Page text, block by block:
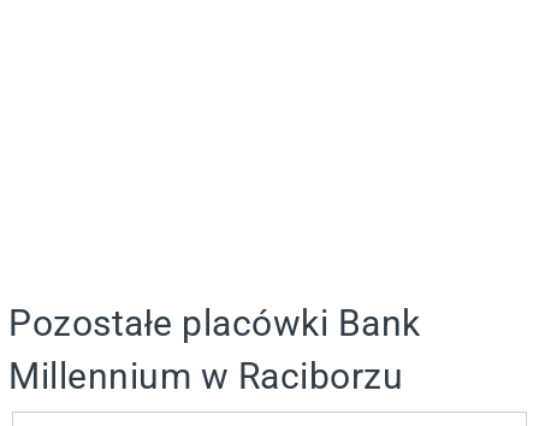
Pozostałe placówki Bank
Millennium w Raciborzu